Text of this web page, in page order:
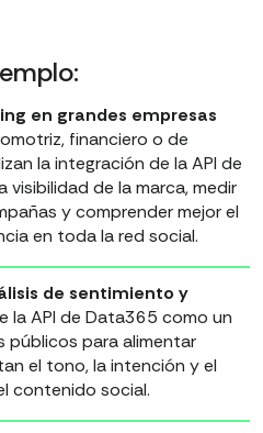
en grandes empresas
financiero o de
la integración de la API de
visibilidad de la marca, medir
y comprender mejor el
en toda la red social.
de sentimiento y
la API de Data365 como un
para alimentar
el tono, la intención y el
contenido social.